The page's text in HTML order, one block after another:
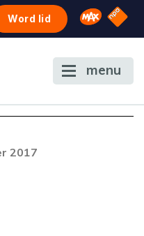
Word lid Omroep
NPO
menu
dit moment niet
op met onze
2017